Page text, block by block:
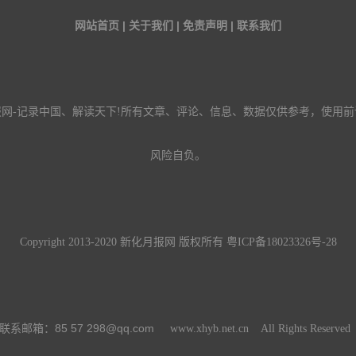
网站首页 | 关于我们 | 免责声明 | 联系我们
-记录中国、解读天下!所有文章、评论、信息、数据仅供参考，使用前
风险自负。
Copyright 2013-2020 新化月报网 版权所有 粤ICP备18023326号-28
联系邮箱： 85 57 298@qq.com www.xhyb.net.cn All Rights Reserved